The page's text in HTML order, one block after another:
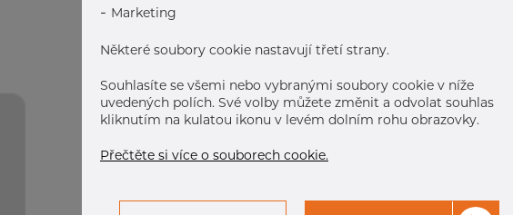
- Marketing
Některé soubory cookie nastavují třetí strany.
Souhlasíte se všemi nebo vybranými soubory cookie v níže
uvedených polích. Své volby můžete změnit a odvolat souhlas
kliknutím na kulatou ikonu v levém dolním rohu obrazovky.
Přečtěte si více o souborech cookie.